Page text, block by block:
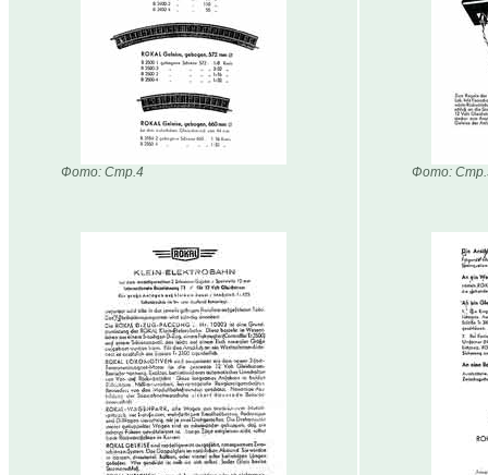
Фото: Стр.4 Фото: